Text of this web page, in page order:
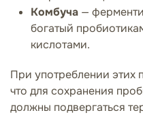
Комбуча —
богатый
кислотами.
При употреблении этих
что для сохранения
должны подвергаться